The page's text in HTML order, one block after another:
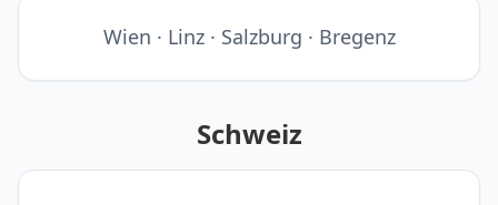
Wien · Linz · Salzburg · Bregenz
Schweiz